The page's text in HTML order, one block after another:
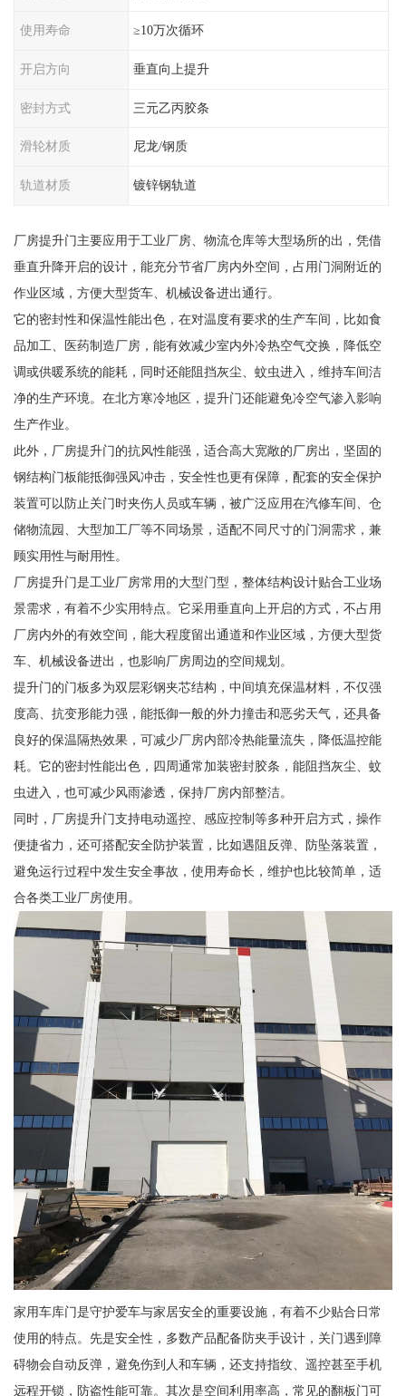
使用寿命 ≥10万次循环
开启方向 垂直向上提升
密封方式 三元乙丙胶条
滑轮材质 尼龙/钢质
轨道材质 镀锌钢轨道
厂房提升门主要应用于工业厂房、物流仓库等大型场所的出，凭借
垂直升降开启的设计，能充分节省厂房内外空间，占用门洞附近的
作业区域，方便大型货车、机械设备进出通行。
它的密封性和保温性能出色，在对温度有要求的生产车间，比如食
品加工、医药制造厂房，能有效减少室内外冷热空气交换，降低空
调或供暖系统的能耗，同时还能阻挡灰尘、蚊虫进入，维持车间洁
净的生产环境。在北方寒冷地区，提升门还能避免冷空气渗入影响
生产作业。
此外，厂房提升门的抗风性能强，适合高大宽敞的厂房出，坚固的
钢结构门板能抵御强风冲击，安全性也更有保障，配套的安全保护
装置可以防止关门时夹伤人员或车辆，被广泛应用在汽修车间、仓
储物流园、大型加工厂等不同场景，适配不同尺寸的门洞需求，兼
顾实用性与耐用性。
厂房提升门是工业厂房常用的大型门型，整体结构设计贴合工业场
景需求，有着不少实用特点。它采用垂直向上开启的方式，不占用
厂房内外的有效空间，能大程度留出通道和作业区域，方便大型货
车、机械设备进出，也影响厂房周边的空间规划。
提升门的门板多为双层彩钢夹芯结构，中间填充保温材料，不仅强
度高、抗变形能力强，能抵御一般的外力撞击和恶劣天气，还具备
良好的保温隔热效果，可减少厂房内部冷热能量流失，降低温控能
耗。它的密封性能出色，四周通常加装密封胶条，能阻挡灰尘、蚊
虫进入，也可减少风雨渗透，保持厂房内部整洁。
同时，厂房提升门支持电动遥控、感应控制等多种开启方式，操作
便捷省力，还可搭配安全防护装置，比如遇阻反弹、防坠落装置，
避免运行过程中发生安全事故，使用寿命长，维护也比较简单，适
合各类工业厂房使用。
家用车库门是守护爱车与家居安全的重要设施，有着不少贴合日常
使用的特点。先是安全性，多数产品配备防夹手设计，关门遇到障
碍物会自动反弹，避免伤到人和车辆，还支持指纹、遥控甚至手机
远程开锁，防盗性能可靠。其次是空间利用率高，常见的翻板门可